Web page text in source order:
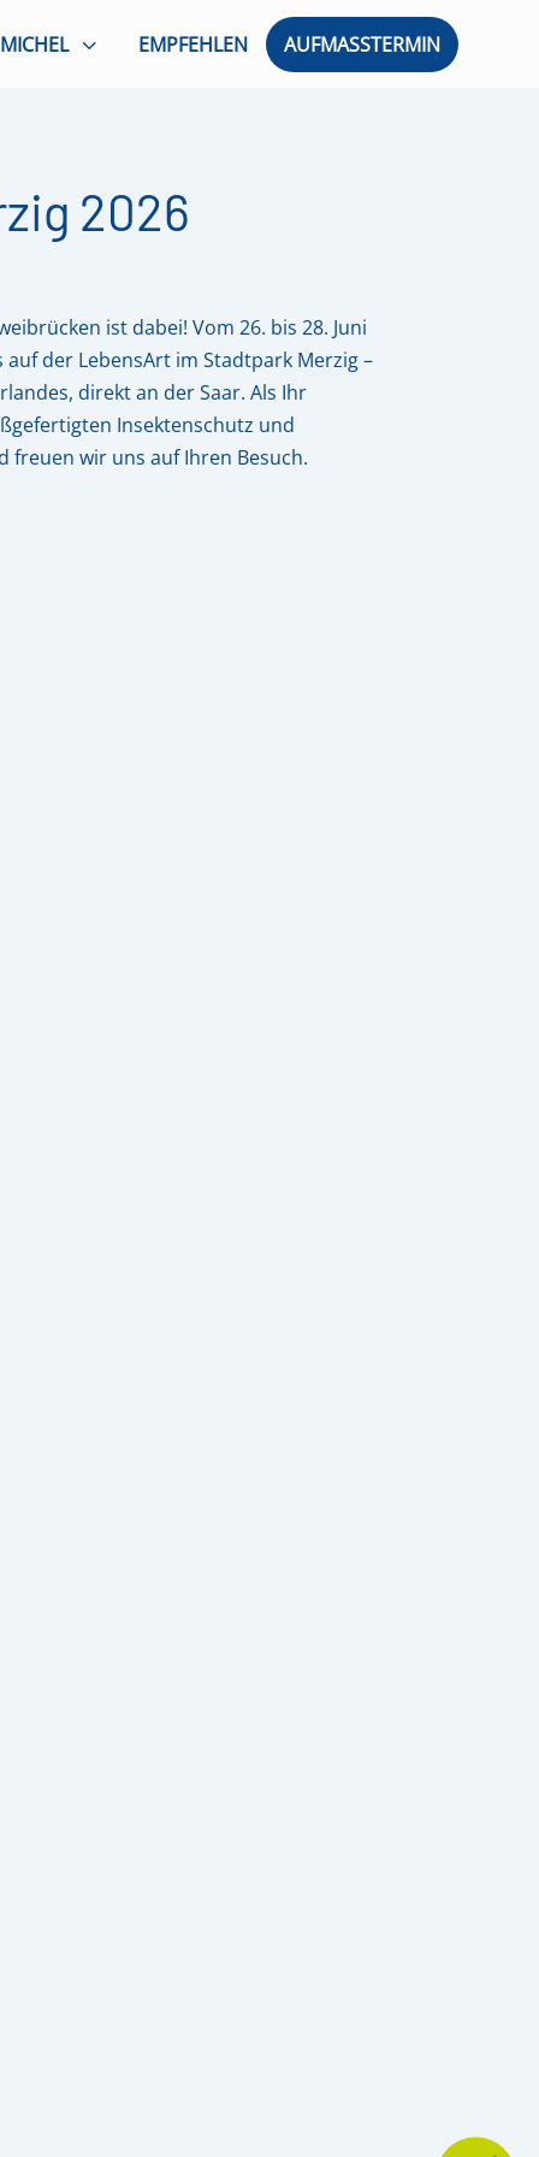
3 EMPFEHLEN AUFMASSTERMIN
2026
ist dabei! Vom 26. bis 28. Juni
der LebensArt im Stadtpark Merzig –
direkt an der Saar. Als Ihr
Insektenschutz und
freuen wir uns auf Ihren Besuch.